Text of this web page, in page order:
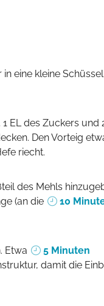
Den Vorteig
riecht.
(an die
10
Etwa
5 Minuten
damit die